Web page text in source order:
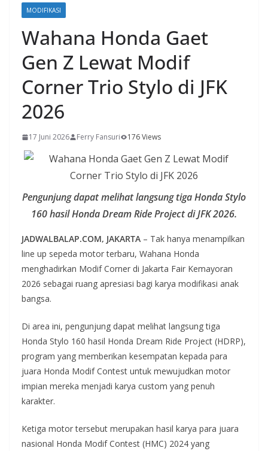
MODIFIKASI
Wahana Honda Gaet
Gen Z Lewat Modif
Corner Trio Stylo di JFK
2026
17 Juni 2026 Ferry Fansuri 176 Views
Pengunjung dapat melihat langsung tiga Honda Stylo
160 hasil Honda Dream Ride Project di JFK 2026.
JADWALBALAP.COM, JAKARTA – Tak hanya menampilkan
line up sepeda motor terbaru, Wahana Honda
menghadirkan Modif Corner di Jakarta Fair Kemayoran
2026 sebagai ruang apresiasi bagi karya modifikasi anak
bangsa.
Di area ini, pengunjung dapat melihat langsung tiga
Honda Stylo 160 hasil Honda Dream Ride Project (HDRP),
program yang memberikan kesempatan kepada para
juara Honda Modif Contest untuk mewujudkan motor
impian mereka menjadi karya custom yang penuh
karakter.
Ketiga motor tersebut merupakan hasil karya para juara
nasional Honda Modif Contest (HMC) 2024 yang